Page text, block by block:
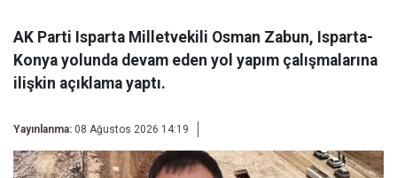
AK Parti Isparta Milletvekili Osman Zabun, Isparta-
Konya yolunda devam eden yol yapım çalışmalarına
ilişkin açıklama yaptı.
Yayınlanma: 08 Ağustos 2026 14:19